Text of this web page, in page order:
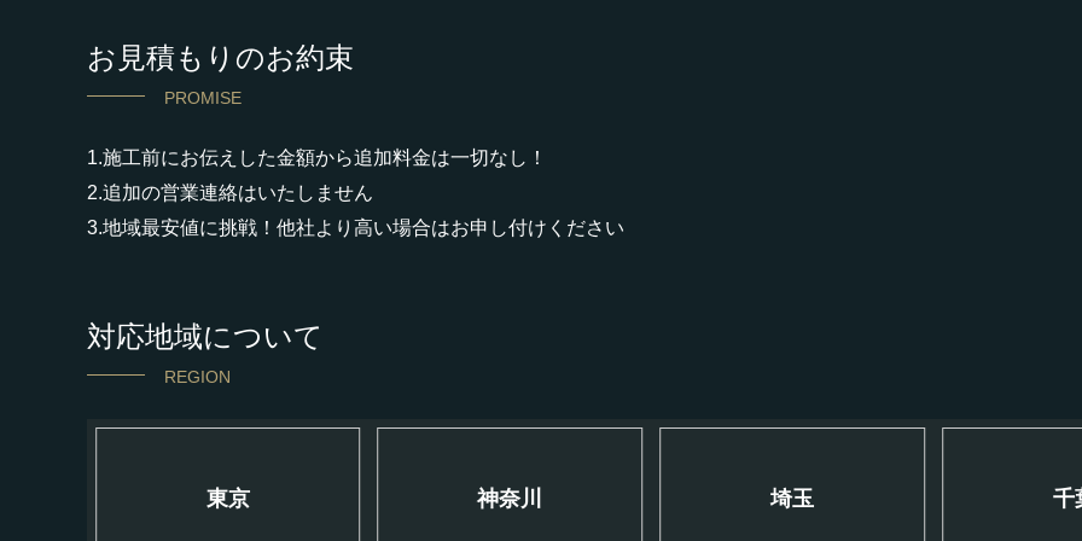
お見積もりのお約束
PROMISE
1.施工前にお伝えした金額から追加料金は一切なし！
2.追加の営業連絡はいたしません
3.地域最安値に挑戦！他社より高い場合はお申し付けください
対応地域について
REGION
東京 神奈川 埼玉 千